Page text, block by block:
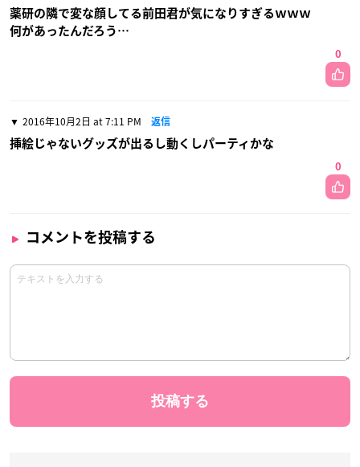
薬研の隣で変な顔してる前田君が気になりすぎるｗｗｗ
何があったんだろう…
0
2016年10月2日 at 7:11 PM 返信
挿絵じゃないグッズが出るし動くしパーティかな
0
コメントを投稿する